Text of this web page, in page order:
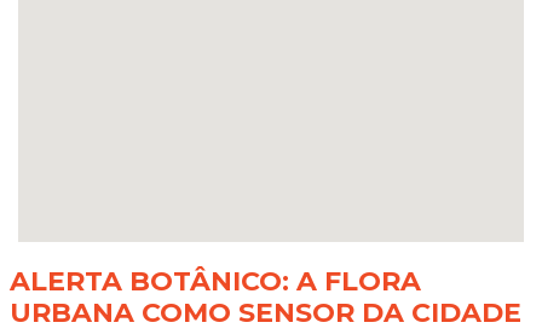
ALERTA BOTÂNICO: A FLORA
URBANA COMO SENSOR DA CIDADE